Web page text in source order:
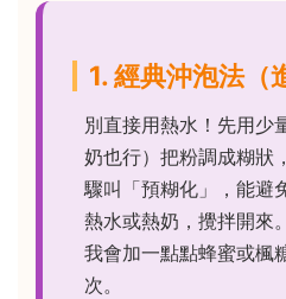
1. 經典沖泡法（
別直接用熱水！先用少
奶也行）把粉調成糊狀
驟叫「預糊化」，能避
熱水或熱奶，攪拌開來
我會加一點點蜂蜜或楓
次。